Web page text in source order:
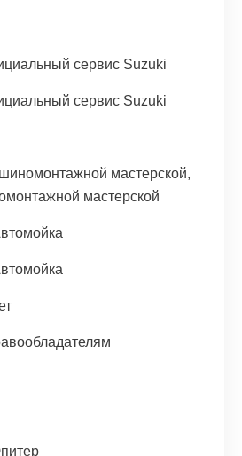
сервис Suzuki
сервис Suzuki
мастерской,
мастерской